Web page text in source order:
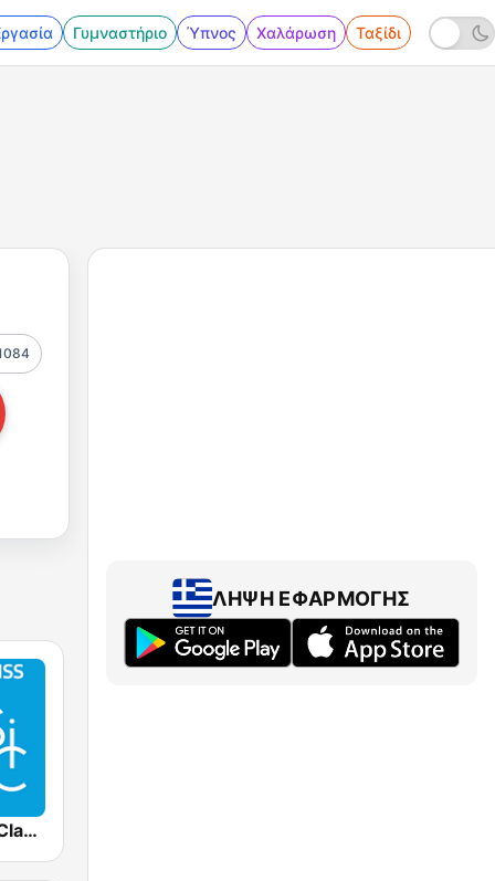
Γυμναστήριο Ύπνος Χαλάρωση Ταξίδι
Radio Swiss Classic EN
ΛΉΨΗ ΕΦΑΡΜΟΓΉΣ